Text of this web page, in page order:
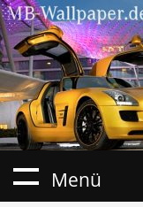
Menü